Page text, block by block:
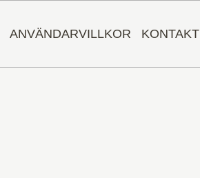
ANVÄNDARVILLKOR KONTAKT